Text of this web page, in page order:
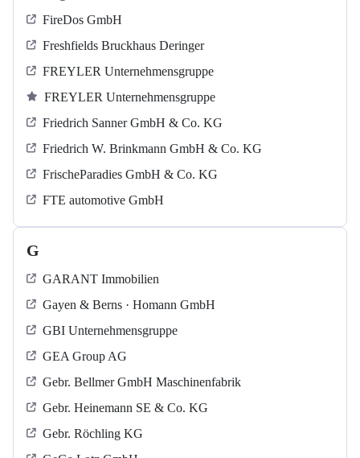
FireDos GmbH
Freshfields Bruckhaus Deringer
FREYLER Unternehmensgruppe
FREYLER Unternehmensgruppe
Friedrich Sanner GmbH & Co. KG
Friedrich W. Brinkmann GmbH & Co. KG
FrischeParadies GmbH & Co. KG
FTE automotive GmbH
G
GARANT Immobilien
Gayen & Berns · Homann GmbH
GBI Unternehmensgruppe
GEA Group AG
Gebr. Bellmer GmbH Maschinenfabrik
Gebr. Heinemann SE & Co. KG
Gebr. Röchling KG